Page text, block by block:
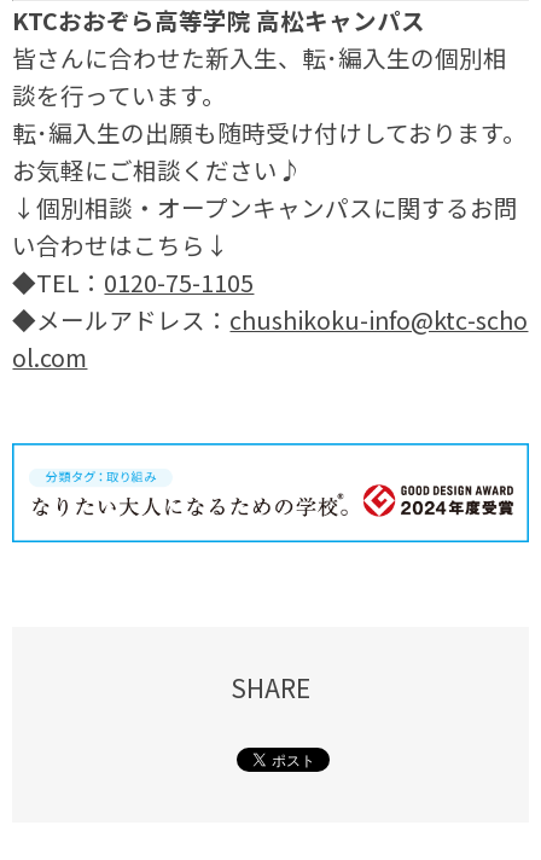
KTCおおぞら高等学院 高松キャンパス
皆さんに合わせた新入生、転･編入生の個別相
談を行っています。
転･編入生の出願も随時受け付けしております。
お気軽にご相談ください♪
↓個別相談・オープンキャンパスに関するお問
い合わせはこちら↓
◆TEL： 0120-75-1105
◆メールアドレス： chushikoku-info@ktc-scho
ol.com
SHARE